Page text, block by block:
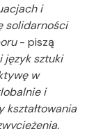
i
solidarności
- piszą
język sztuki
w
i
kształtowania